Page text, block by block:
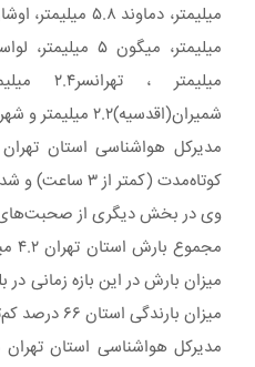
شمیران(اقدسیه)۲.۲ میلیمتر و شهریار ۱.۴ میلیمتر بارش ثبت شد.
مدیرکل هواشناسی استان
کوتاه‌مدت (کمتر از ۳ ساعت) و شدید بود.
میزان بارندگی استان ۶۶ درصد کم‌تر از نرمال بوده است.
مدیرکل هواشناسی استان